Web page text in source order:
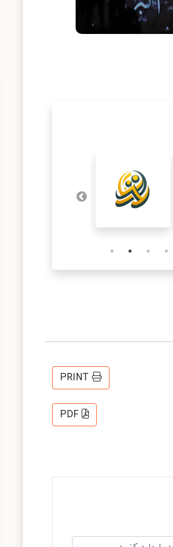
PRINT
PDF